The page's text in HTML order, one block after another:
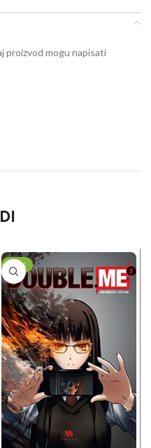
proizvod mogu napisati
-20%